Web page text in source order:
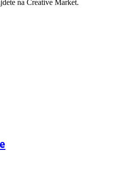
na Creative Market.